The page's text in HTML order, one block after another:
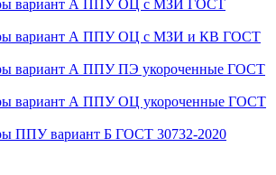
вариант А ППУ ОЦ с МЗИ ГОСТ
вариант А ППУ ОЦ с МЗИ и КВ ГОСТ
вариант А ППУ ПЭ укороченные ГОСТ
вариант А ППУ ОЦ укороченные ГОСТ
ППУ вариант Б ГОСТ 30732-2020